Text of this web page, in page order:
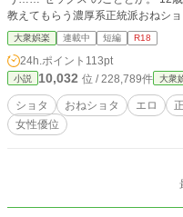
教えてもらう濃厚系正統派おねショ
大衆娯楽 連載中 短編 R18
24h.ポイント 113pt
小説 10,032 位 / 228,789件 大衆
ショタ おねショタ エロ
女性優位